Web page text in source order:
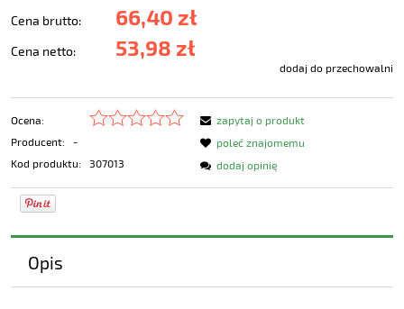
Cena brutto: 66,40 zł
Cena netto: 53,98 zł
dodaj do przechowalni
Ocena:
Producent:
-
Kod produktu:
307013
zapytaj o produkt
poleć znajomemu
dodaj opinię
Opis